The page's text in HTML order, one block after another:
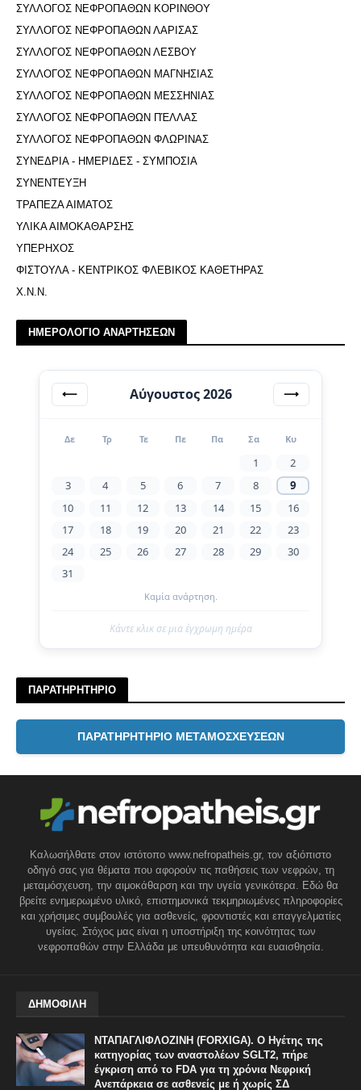
ΣΥΛΛΟΓΟΣ ΝΕΦΡΟΠΑΘΩΝ ΚΟΡΙΝΘΟΥ
ΣΥΛΛΟΓΟΣ ΝΕΦΡΟΠΑΘΩΝ ΛΑΡΙΣΑΣ
ΣΥΛΛΟΓΟΣ ΝΕΦΡΟΠΑΘΩΝ ΛΕΣΒΟΥ
ΣΥΛΛΟΓΟΣ ΝΕΦΡΟΠΑΘΩΝ ΜΑΓΝΗΣΙΑΣ
ΣΥΛΛΟΓΟΣ ΝΕΦΡΟΠΑΘΩΝ ΜΕΣΣΗΝΙΑΣ
ΣΥΛΛΟΓΟΣ ΝΕΦΡΟΠΑΘΩΝ ΠΈΛΛΑΣ
ΣΥΛΛΟΓΟΣ ΝΕΦΡΟΠΑΘΩΝ ΦΛΩΡΙΝΑΣ
ΣΥΝΕΔΡΙΑ - ΗΜΕΡΙΔΕΣ - ΣΥΜΠΟΣΙΑ
ΣΥΝΕΝΤΕΥΞΗ
ΤΡΑΠΕΖΑ ΑΙΜΑΤΟΣ
ΥΛΙΚΑ ΑΙΜΟΚΑΘΑΡΣΗΣ
ΥΠΕΡΗΧΟΣ
ΦΙΣΤΟΥΛΑ - ΚΕΝΤΡΙΚΟΣ ΦΛΕΒΙΚΟΣ ΚΑΘΕΤΗΡΑΣ
Χ.Ν.Ν.
ΗΜΕΡΟΛΟΓΙΟ ΑΝΑΡΤΗΣΕΩΝ
⟵ Αύγουστος 2026 ⟶
Δε Τρ Τε Πε Πα Σα Κυ
1
2
3
4 5 6 7 8
9
10
11 12 13 14 15
16
17
18 19 20 21 22
23
24
25 26 27 28 29
30
31
Καμία ανάρτηση.
Κάντε κλικ σε μια έγχρωμη ημέρα
ΠΑΡΑΤΗΡΗΤΗΡΙΟ
ΠΑΡΑΤΗΡΗΤΗΡΙΟ ΜΕΤΑΜΟΣΧΕΥΣΕΩΝ
Καλωσήλθατε στον ιστότοπο www.nefropatheis.gr, τον αξιόπιστο
οδηγό σας για θέματα που αφορούν τις παθήσεις των νεφρών, τη
μεταμόσχευση, την αιμοκάθαρση και την υγεία γενικότερα. Εδώ θα
βρείτε ενημερωμένο υλικό, επιστημονικά τεκμηριωμένες πληροφορίες
και χρήσιμες συμβουλές για ασθενείς, φροντιστές και επαγγελματίες
υγείας. Στόχος μας είναι η υποστήριξη της κοινότητας των
νεφροπαθών στην Ελλάδα με υπευθυνότητα και ευαισθησία.
ΔΗΜΟΦΙΛΗ
ΝΤΑΠΑΓΛΙΦΛΟΖΙΝΗ (FORXIGA). Ο Ηγέτης της
κατηγορίας των αναστολέων SGLT2, πήρε
έγκριση από το FDA για τη χρόνια Νεφρική
Ανεπάρκεια σε ασθενείς με ή χωρίς ΣΔ